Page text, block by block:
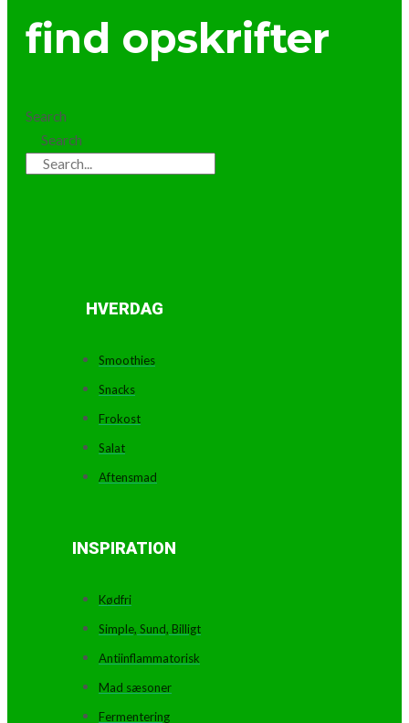
find opskrifter
Search
Search
HVERDAG
Smoothies
Snacks
Frokost
Salat
Aftensmad
INSPIRATION
Kødfri
Simple, Sund, Billigt
Antiinflammatorisk
Mad sæsoner
Fermentering